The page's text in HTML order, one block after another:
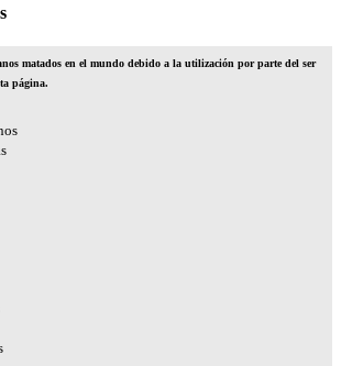
matados en el mundo debido a la utilización por parte del ser
página.